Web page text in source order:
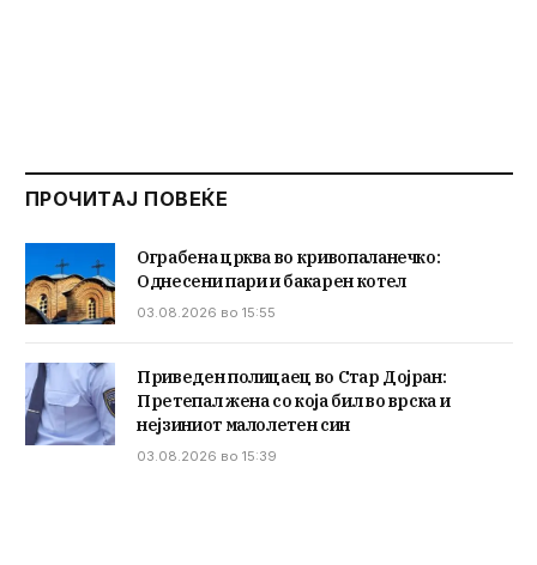
ПРОЧИТАЈ ПОВЕЌЕ
Ограбена црква во кривопаланечко:
Однесени пари и бакарен котел
03.08.2026 во 15:55
Приведен полицаец во Стар Дојран:
Претепал жена со која бил во врска и
нејзиниот малолетен син
03.08.2026 во 15:39